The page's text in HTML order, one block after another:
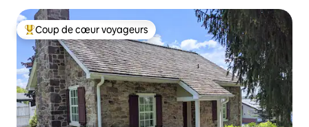
Coups de cœur voyageurs les plus appréciés
Coup de cœur voyageurs